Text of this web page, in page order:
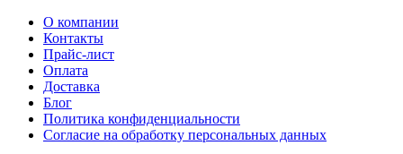
О компании
Контакты
Прайс-лист
Оплата
Доставка
Блог
Политика конфиденциальности
Согласие на обработку персональных данных